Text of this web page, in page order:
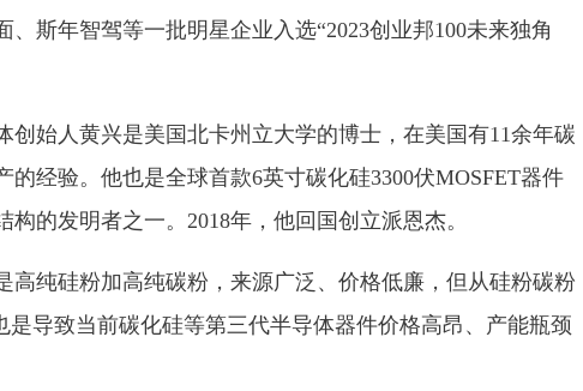
斯年智驾等一批明星企业入选“2023创业邦100未来独角
始人黄兴是美国北卡州立大学的博士，在美国有11余年碳
经验。他也是全球首款6英寸碳化硅3300伏MOSFET器件
的发明者之一。2018年，他回国创立派恩杰。
纯硅粉加高纯碳粉，来源广泛、价格低廉，但从硅粉碳粉
是导致当前碳化硅等第三代半导体器件价格高昂、产能瓶颈